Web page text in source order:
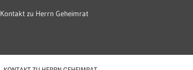
Kontakt zu Herrn Geheimrat